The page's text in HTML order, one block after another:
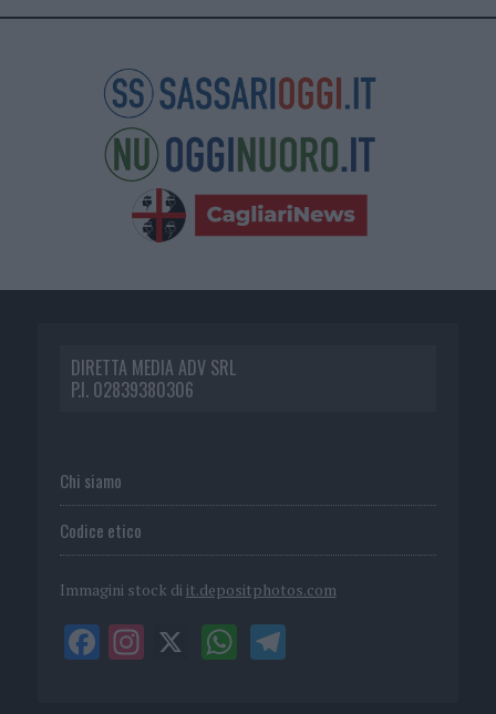
DIRETTA MEDIA ADV SRL
P.I. 02839380306
Chi siamo
Codice etico
Immagini stock di it.depositphotos.com